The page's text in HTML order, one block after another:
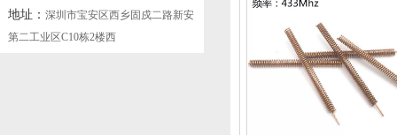
地址： 深圳市宝安区西乡固戍二路新安
第二工业区C10栋2楼西